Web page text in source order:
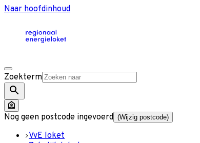
Naar hoofdinhoud
Zoekterm
Nog geen postcode ingevoerd (Wijzig postcode)
VvE loket